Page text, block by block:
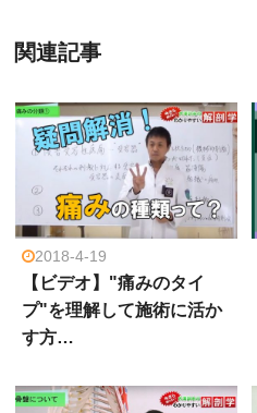
関連記事
2018-4-19
【ビデオ】"痛みのタイ
プ"を理解して施術に活か
す方…